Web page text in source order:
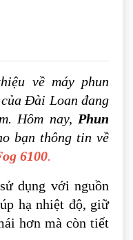
về máy phun
Đài Loan đang
Hôm nay, Phun
bạn thông tin về
6100.
dụng với nguồn
hạ nhiệt độ, giữ
hơn mà còn tiết